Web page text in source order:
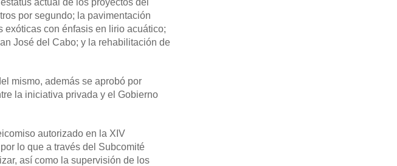
actual de los proyectos del
por segundo; la pavimentación
exóticas con énfasis en lirio acuático;
José del Cabo; y la rehabilitación de
mismo, además se aprobó por
la iniciativa privada y el Gobierno
autorizado en la XIV
lo que a través del Subcomité
así como la supervisión de los